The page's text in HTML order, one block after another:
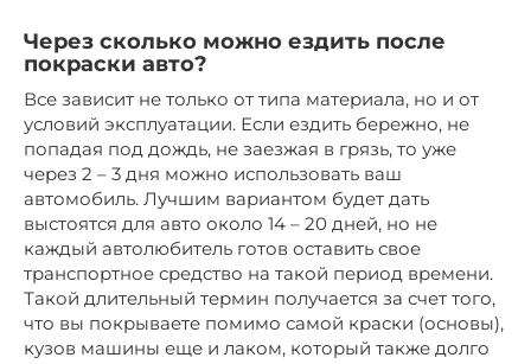
Через сколько можно ездить после
покраски авто?
Все зависит не только от типа материала, но и от
условий эксплуатации. Если ездить бережно, не
попадая под дождь, не заезжая в грязь, то уже
через 2 – 3 дня можно использовать ваш
автомобиль. Лучшим вариантом будет дать
выстоятся для авто около 14 – 20 дней, но не
каждый автолюбитель готов оставить свое
транспортное средство на такой период времени.
Такой длительный термин получается за счет того,
что вы покрываете помимо самой краски (основы),
кузов машины еще и лаком, который также долго